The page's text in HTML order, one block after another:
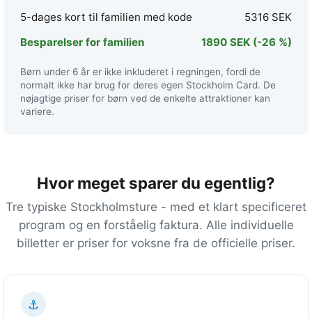
5-dages kort til familien med kode
5316 SEK
Besparelser for familien
1890 SEK (-26 %)
Børn under 6 år er ikke inkluderet i regningen, fordi de
normalt ikke har brug for deres egen Stockholm Card. De
nøjagtige priser for børn ved de enkelte attraktioner kan
variere.
Hvor meget sparer du egentlig?
Tre typiske Stockholmsture - med et klart specificeret
program og en forståelig faktura. Alle individuelle
billetter er priser for voksne fra de officielle priser.
⚓